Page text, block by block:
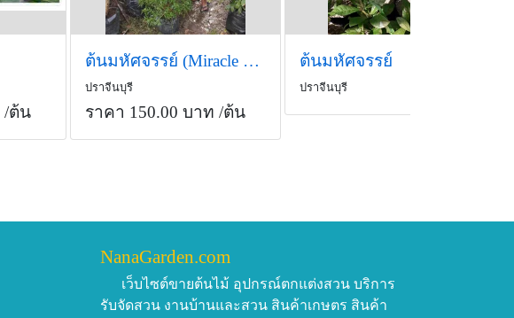
/ต้น
ต้นมหัศจรรย์ (Miracle Fruit) สูง1.2-2 เมตร
ปราจีนบุรี
ราคา 150.00 บาท /ต้น
ต้นมหัศจรรย์
ปราจีนบุรี
NanaGarden.com
เว็บไซต์ขายต้นไม้ อุปกรณ์ตกแต่งสวน บริการ
รับจัดสวน งานบ้านและสวน สินค้าเกษตร สินค้า